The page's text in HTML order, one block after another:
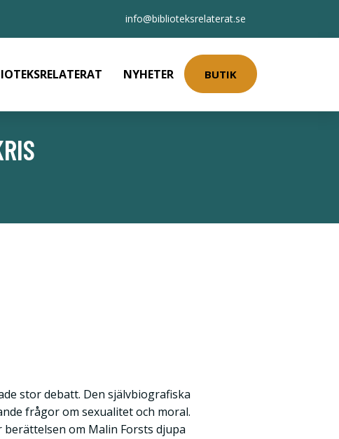
info@biblioteksrelaterat.se
NYHETER BUTIK
stor debatt. Den självbiografiska
frågor om sexualitet och moral.
om Malin Forsts djupa